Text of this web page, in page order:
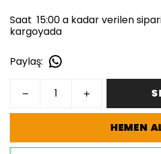
Saat 15:00 a kadar verilen
kargoyada
Paylaş:
HEMEN